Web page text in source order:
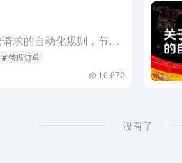
这份全面指南将帮助您设置退货/退款请求的自动化规则，节省宝贵的时间和资源。通过允许买家保留产品并自动批准退款，无需退回商品，您可以简化运营流程。请按照以下分步说明，轻松设置无需退货的自动退款规则。 创...
# 管理订单
10,873
没有了